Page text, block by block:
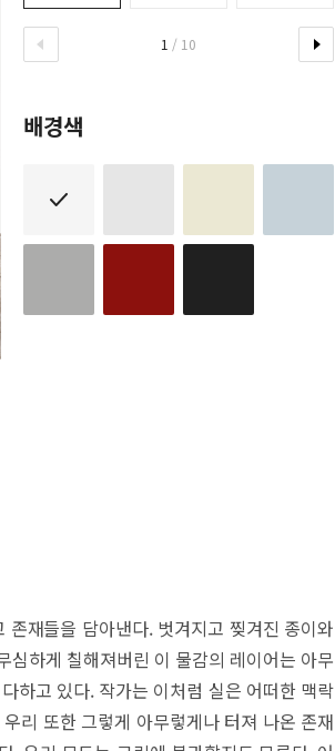
1 / 10
배경색
재들을 담아낸다. 벗겨지고 찢겨진 종이와
하게 칠해져버린 이 물감의 레이어는 아무
하고 있다. 작가는 이처럼 실은 어떠한 맥락
리 또한 그렇게 아무렇게나 터져 나온 존재